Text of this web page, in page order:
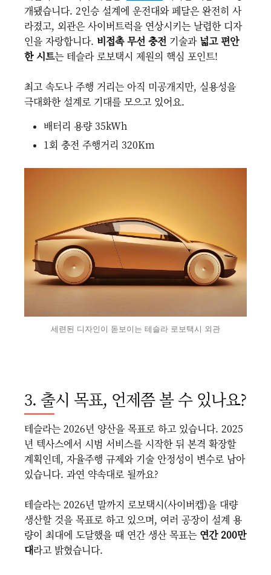
개됐습니다. 2인승 설계에 운전대와 페달은 완전히 사
라졌고, 외관은 사이버트럭을 연상시키는 날렵한 디자
인을 자랑합니다. 비접촉 무선 충전 기술과 넓고 편안
한 시트는 테슬라 로보택시 제원의 핵심 포인트!
최고 속도나 주행 거리는 아직 미공개지만, 실용성을
극대화한 설계로 기대를 모으고 있어요.
배터리 용량 35kWh
1회 충전 주행거리 320Km
세련된 디자인이 돋보이는 테슬라 로보택시 외관
3. 출시 목표, 언제쯤 볼 수 있나요?
테슬라는 2026년 양산을 목표로 하고 있습니다. 2025
년 텍사스에서 시범 서비스를 시작한 뒤 본격 확장할
계획인데, 자율주행 규제와 기술 안정성이 변수로 남아
있습니다. 과연 약속대로 될까요?
테슬라는 2026년 말까지 로보택시(사이버캡)을 대량
생산할 것을 목표로 하고 있으며, 여러 공장이 설계 용
량이 최대에 도달했을 때 연간 생산 목표는 연간 200만
대라고 밝혔습니다.